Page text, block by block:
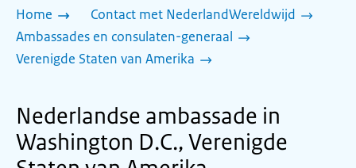
Home
Contact met NederlandWereldwijd
Ambassades en consulaten-generaal
Verenigde Staten van Amerika
Nederlandse ambassade in
Washington D.C., Verenigde